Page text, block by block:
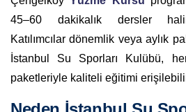
45–60 dakikalık dersler
Katılımcılar dönemlik veya aylık
İstanbul Su Sporları Kulübü,
paketleriyle kaliteli eğitimi erişilebilir